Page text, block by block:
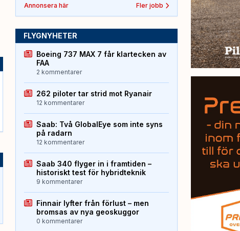
Annonsera här Fler jobb
FLYGNYHETER
Boeing 737 MAX 7 får klartecken av
FAA
2 kommentarer
262 piloter tar strid mot Ryanair
12 kommentarer
Saab: Två GlobalEye som inte syns
på radarn
12 kommentarer
Saab 340 flyger in i framtiden –
historiskt test för hybridteknik
9 kommentarer
Finnair lyfter från förlust – men
bromsas av nya geoskuggor
0 kommentarer